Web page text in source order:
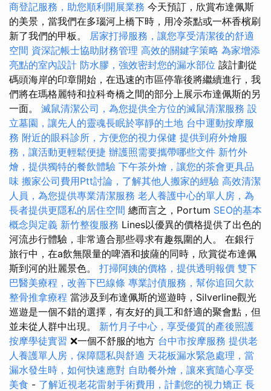
商登記服務，助您順利開展業務 今天預訂，欣賞布達佩斯
的美景，當我們在多瑙河上橋下時，用冷茶點或一杯香檳刷
新了我們的甲板。 居家打掃服務，讓您享受清潔後的舒適
空間 資深記帳士協助財務管理 高效的關鍵字策略 為家增添
亮點的室內設計 防水膠，強效密封您的漏水部位 該計劃從
碼頭海岸的印章開始，在迅速的市區停靠後將繼續進行，我
們將在瑪格麗特和拉科奇橋之間的部分上展示布達佩斯的另
一面。 滅鼠清潔公司，為您提供全方位的滅鼠清潔服務 設
立墓園，讓先人的靈魂長眠於寧靜的土地 台中運動按摩服
務 附近的眼科診所，方便您的視力保健 提供到府外燴服
務，讓活動更輕鬆便捷 辦護照需要攜帶哪些文件 新竹外
燴，提供獨特的餐飲體驗 下午茶外燴，讓您的茶會更具品
味 搬家公司費用Ptt討論，了解其他人搬家的經驗 高效清潔
人員，為您提供專業清潔服務 老人養護中心的單人房，為
長者提供更隱私的居住空間 總而言之，Portum SEO的基本
概念與定義 新竹整復服務 Lines以優異的價格提供了出色的
河流步行體驗，非常適合那些尋求有趣氛圍的人。 在銀行
旅行中，在a飲無限量的啤酒和披薩的同時，欣賞從布達佩
斯到河的壯麗景色。 打掃阿姨的價格，提供透明報價 雙下
巴醫美療程，改善下巴線條 專業討債服務，幫你追回欠款
整骨推拿療程 當涉及到布達佩斯的巡遊時，Silverline觀光
巡遊是一個不錯的選擇，有友好的員工和舒適的聚會點，但
並未從人群中出現。 新竹月子中心，享受優質的產後照護
按摩學徒實習 ❌一個不舒服的地方 台中市按摩服務 提供老
人養護單人房，保障隱私與舒適 天花板漏水緊急處理，當
漏水發生時，如何快速應對 自助餐外燴，讓來賓隨心享受
美食 - 了解近視老花雷射手術費用，計劃您的視力矯正 長